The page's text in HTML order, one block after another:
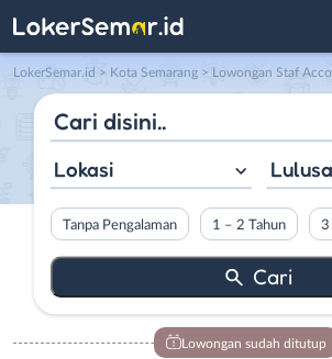
LokerSemar.id > Kota Semarang > Lowongan Staf Accounting
Lokasi
Tanpa Pengalaman 1 – 2 Tahun 3
Lowongan sudah ditutup